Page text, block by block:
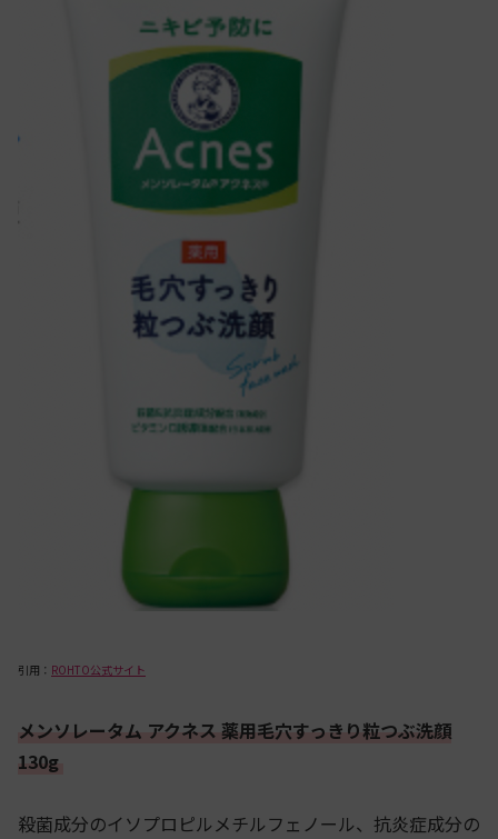
引用： ROHTO公式サイト
メンソレータム アクネス 薬用毛穴すっきり粒つぶ洗顔
130g
殺菌成分のイソプロピルメチルフェノール、抗炎症成分の